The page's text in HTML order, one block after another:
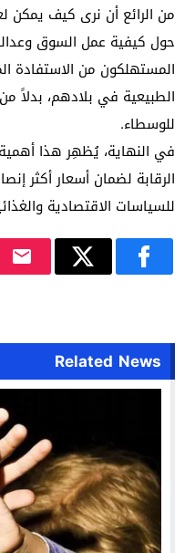
من الرائع أن نرى كيف يمكن
حول كيفية عمل السوق
المستهلكون من الاستفادة
الطبيعية في بلادهم، بدلاً
للوسطاء.
في النهاية، يُظهِر هذا
الرقابة لضمان أسعار أكثر
للسياسات الاقتصادية
Related News